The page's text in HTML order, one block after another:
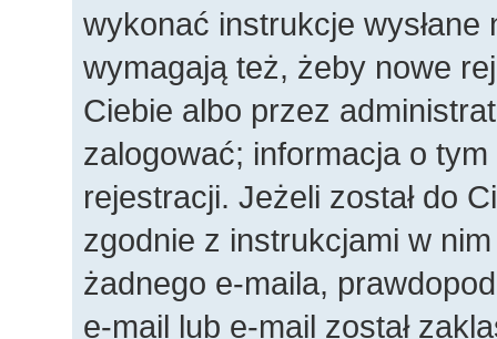
wykonać instrukcje
wymagają też, żeby nowe
Ciebie albo przez
zalogować; informacja o
rejestracji. Jeżeli został do
zgodnie z instrukcjami w
żadnego e-maila,
e-mail lub e-mail został